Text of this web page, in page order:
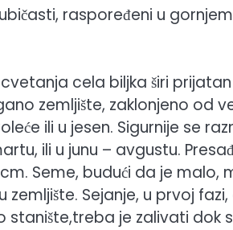
raspoređeni u
cela biljka širi
zemljište, zaklonjeno od
ili u jesen. Sigurnije se
ili u junu – avgustu.
Seme, budući da je malo,
Sejanje, u prvoj
stanište,treba je zalivati dok